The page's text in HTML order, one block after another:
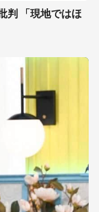
判 「現地ではほ